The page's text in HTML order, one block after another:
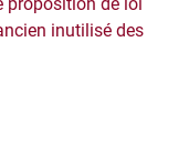
proposition de loi
inutilisé des